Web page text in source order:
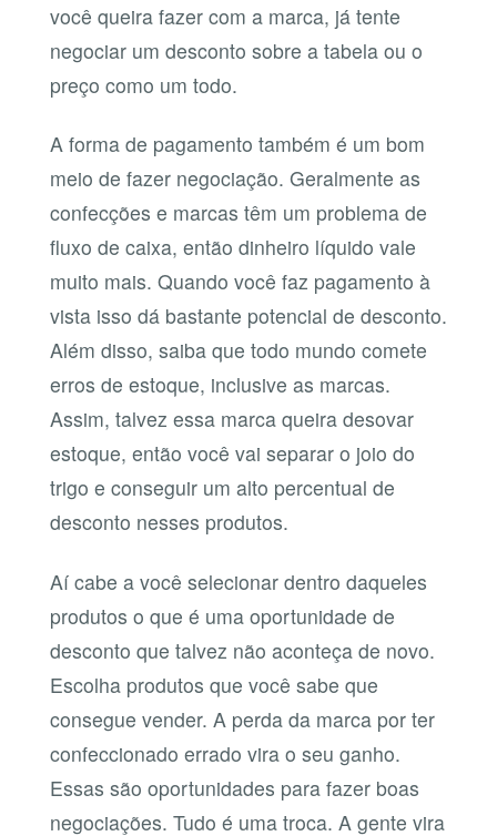
você queira fazer com a marca, já tente
negociar um desconto sobre a tabela ou o
preço como um todo.
A forma de pagamento também é um bom
meio de fazer negociação. Geralmente as
confecções e marcas têm um problema de
fluxo de caixa, então dinheiro líquido vale
muito mais. Quando você faz pagamento à
vista isso dá bastante potencial de desconto.
Além disso, saiba que todo mundo comete
erros de estoque, inclusive as marcas.
Assim, talvez essa marca queira desovar
estoque, então você vai separar o joio do
trigo e conseguir um alto percentual de
desconto nesses produtos.
Aí cabe a você selecionar dentro daqueles
produtos o que é uma oportunidade de
desconto que talvez não aconteça de novo.
Escolha produtos que você sabe que
consegue vender. A perda da marca por ter
confeccionado errado vira o seu ganho.
Essas são oportunidades para fazer boas
negociações. Tudo é uma troca. A gente vira